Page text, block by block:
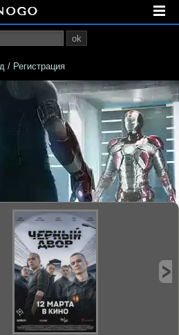
ok
/ Регистрация